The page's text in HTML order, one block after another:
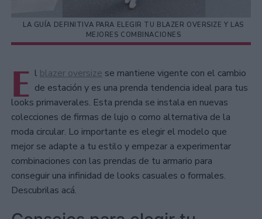
LA GUÍA DEFINITIVA PARA ELEGIR TU BLAZER OVERSIZE Y LAS
MEJORES COMBINACIONES
E l blazer oversize se mantiene vigente con el cambio
de estación y es una prenda tendencia ideal para tus
looks primaverales. Esta prenda se instala en nuevas
colecciones de firmas de lujo o como alternativa de la
moda circular. Lo importante es elegir el modelo que
mejor se adapte a tu estilo y empezar a experimentar
combinaciones con las prendas de tu armario para
conseguir una infinidad de looks casuales o formales.
Descubrilas acá.